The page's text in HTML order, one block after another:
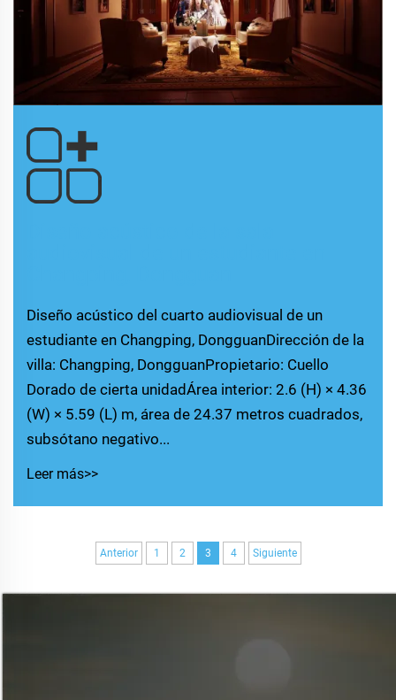
Diseño acústico del cuarto audiovisual de un
estudiante en Changping, DongguanDirección de la
villa: Changping, DongguanPropietario: Cuello
Dorado de cierta unidadÁrea interior: 2.6 (H) × 4.36
(W) × 5.59 (L) m, área de 24.37 metros cuadrados,
subsótano negativo...
Leer más>>
Anterior 1 2 3 4 Siguiente